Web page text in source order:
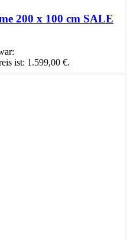
200 x 100 cm SALE
ist: 1.599,00 €.